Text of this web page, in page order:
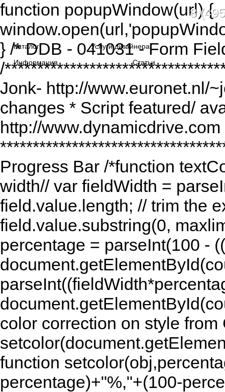
function popupWindow(url) {
} /* DDB - 041031 - Form
/
Jonk- http://www.euronet.nl/
changes * Script featured/
http://
Progress Bar /*function
width// var fieldWidth =
field.value.length; // trim the
field.value.substring(0,
percentage = parseInt(100 -
color correction on style
function
percentage)+"%,"+(100-
8
Каталог
Услуги дизайнера
Информация
Статьи